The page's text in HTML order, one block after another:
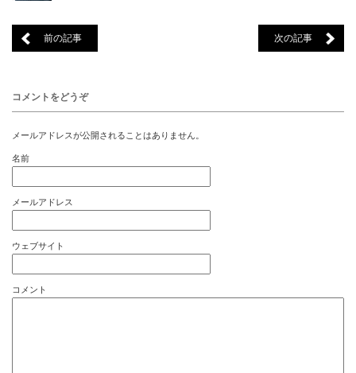
前の記事 次の記事
コメントをどうぞ
メールアドレスが公開されることはありません。
名前
メールアドレス
ウェブサイト
コメント